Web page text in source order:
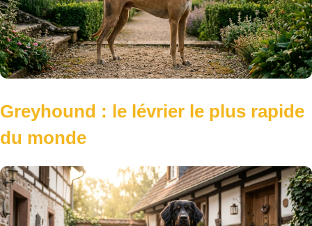
Greyhound : le lévrier le plus rapide
du monde